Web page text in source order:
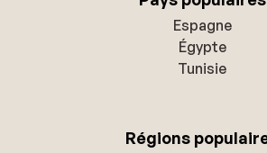
Espagne
Égypte
Tunisie
Régions